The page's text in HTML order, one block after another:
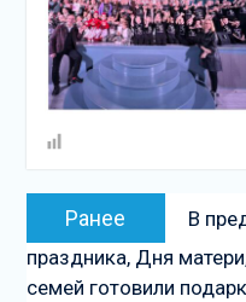
Навигация
записям
Ранее
В
праздника, Дня
семей готовили